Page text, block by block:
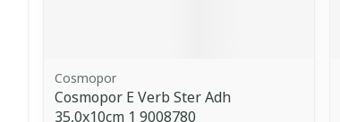
Cosmopor
Cosmopor E Verb Ster Adh
35,0x10cm 1 9008780